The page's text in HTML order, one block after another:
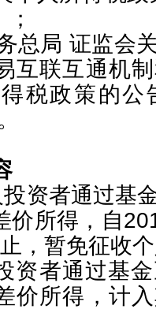
总局 证监会
互联互通机
税政策的公
资者通过基
价所得，自
，暂免征收
资者通过基
价所得，计